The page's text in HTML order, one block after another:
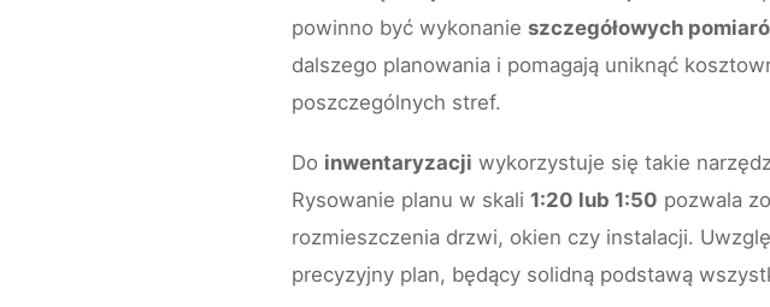
powinno być wykonanie szczegółowych
dalszego planowania i pomagają uniknąć
poszczególnych stref.
Do inwentaryzacji wykorzystuje się takie
Rysowanie planu w skali 1:20 lub 1:50 pozwala
rozmieszczenia drzwi, okien czy instalacji.
precyzyjny plan, będący solidną podstawą